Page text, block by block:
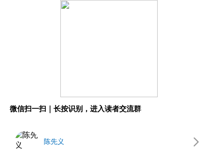
微信扫一扫｜长按识别，进入读者交流群
陈先义